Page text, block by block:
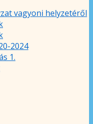
vagyoni helyzetéről
2024
1.